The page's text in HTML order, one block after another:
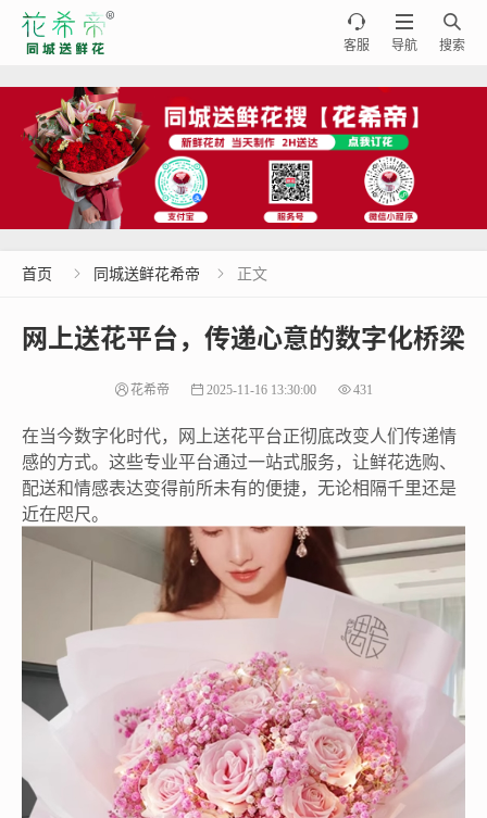

搜索

导航

客服
首页  同城送鲜花希帝  正文
网上送花平台，传递心意的数字化桥梁
花希帝 2025-11-16 13:30:00 431
在当今数字化时代，网上送花平台正彻底改变人们传递情
感的方式。这些专业平台通过一站式服务，让鲜花选购、
配送和情感表达变得前所未有的便捷，无论相隔千里还是
近在咫尺。